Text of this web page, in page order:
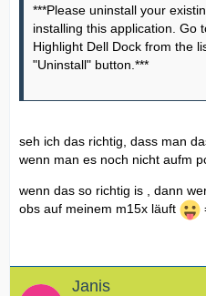
***Please uninstall your
installing this application. Go
Highlight Dell Dock from the
"Uninstall" button.***
seh ich das richtig, dass man
wenn man es noch nicht aufm
wenn das so richtig is , dann
obs auf meinem m15x läuft
Janis